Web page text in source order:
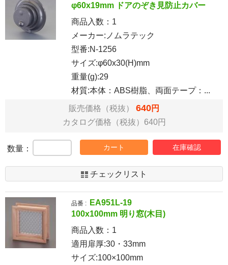
φ60x19mm ドアのぞき見防止カバー
商品入数： 1
メーカー:ノムラテック
型番:N-1256
サイズ:φ60x30(H)mm
重量(g):29
材質:本体：ABS樹脂、両面テープ：...
販売価格（税抜） 640円
カタログ価格（税抜）640円
数量： カート 在庫確認
チェックリスト
品番 :
EA951L-19
100x100mm 明り窓(木目)
商品入数： 1
適用扉厚:30・33mm
サイズ:100×100mm